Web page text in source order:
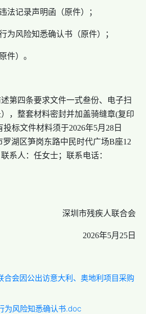
记录声明函（原件）；
风险知悉确认书（原件）；
）。
四条要求文件一式叁份、电子扫
，整套材料密封并加盖骑缝章(复印
标文件材料须于2026年5月28日
罗湖区笋岗东路中民时代广场B座12
系人：任女士；联系电话：
深圳市残疾人联合会
2026年5月25日
合会因公出访意大利、奥地利项目采购
为风险知悉确认书.doc